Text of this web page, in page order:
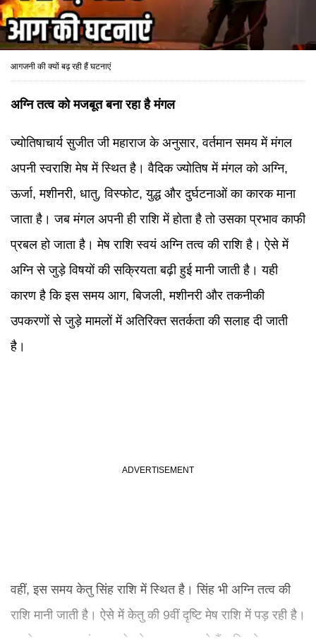
आगजनी की क्यों बढ़ रही हैं घटनाएं
अग्नि तत्व को मजबूत बना रहा है मंगल
ज्योतिषाचार्य सुजीत जी महाराज के अनुसार, वर्तमान समय में मंगल
अपनी स्वराशि मेष में स्थित है। वैदिक ज्योतिष में मंगल को अग्नि,
ऊर्जा, मशीनरी, धातु, विस्फोट, युद्ध और दुर्घटनाओं का कारक माना
जाता है। जब मंगल अपनी ही राशि में होता है तो उसका प्रभाव काफी
प्रबल हो जाता है। मेष राशि स्वयं अग्नि तत्व की राशि है। ऐसे में
अग्नि से जुड़े विषयों की सक्रियता बढ़ी हुई मानी जाती है। यही
कारण है कि इस समय आग, बिजली, मशीनरी और तकनीकी
उपकरणों से जुड़े मामलों में अतिरिक्त सतर्कता की सलाह दी जाती
है।
वहीं, इस समय केतु सिंह राशि में स्थित है। सिंह भी अग्नि तत्व की
राशि मानी जाती है। ऐसे में केतु की 9वीं दृष्टि मेष राशि में पड़ रही है।
इससे खतरनाक अंगारक योग के हालात बन रहे हैं। पिछले साल